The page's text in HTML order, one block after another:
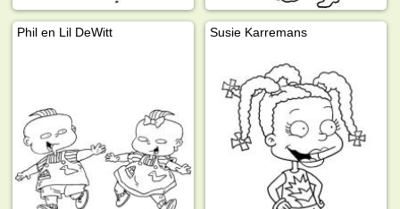
Phil en Lil DeWitt Susie Karremans